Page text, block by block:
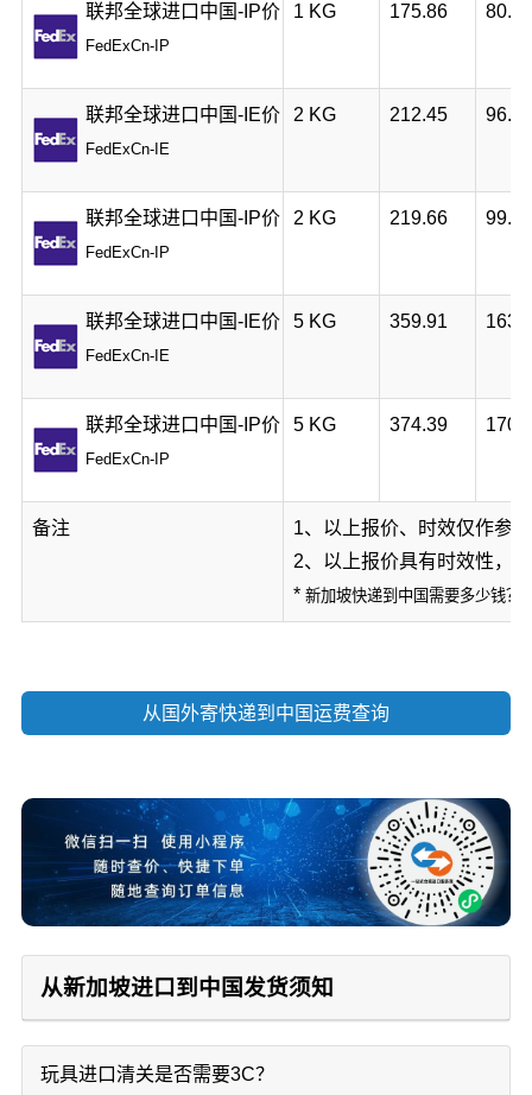
联邦全球进口中国-IP价
FedExCn-IP
1 KG 175.86 80.02
联邦全球进口中国-IE价
FedExCn-IE
2 KG 212.45 96.66
联邦全球进口中国-IP价
FedExCn-IP
2 KG 219.66 99.95
联邦全球进口中国-IE价
FedExCn-IE
5 KG 359.91
联邦全球进口中国-IP价
FedExCn-IP
5 KG 374.39
备注
1、以上报价、时效仅作参
2、以上报价具有时效性，
* 新加坡快递到中国需要多少钱？
从国外寄快递到中国运费查询
从新加坡进口到中国发货须知
玩具进口清关是否需要3C？